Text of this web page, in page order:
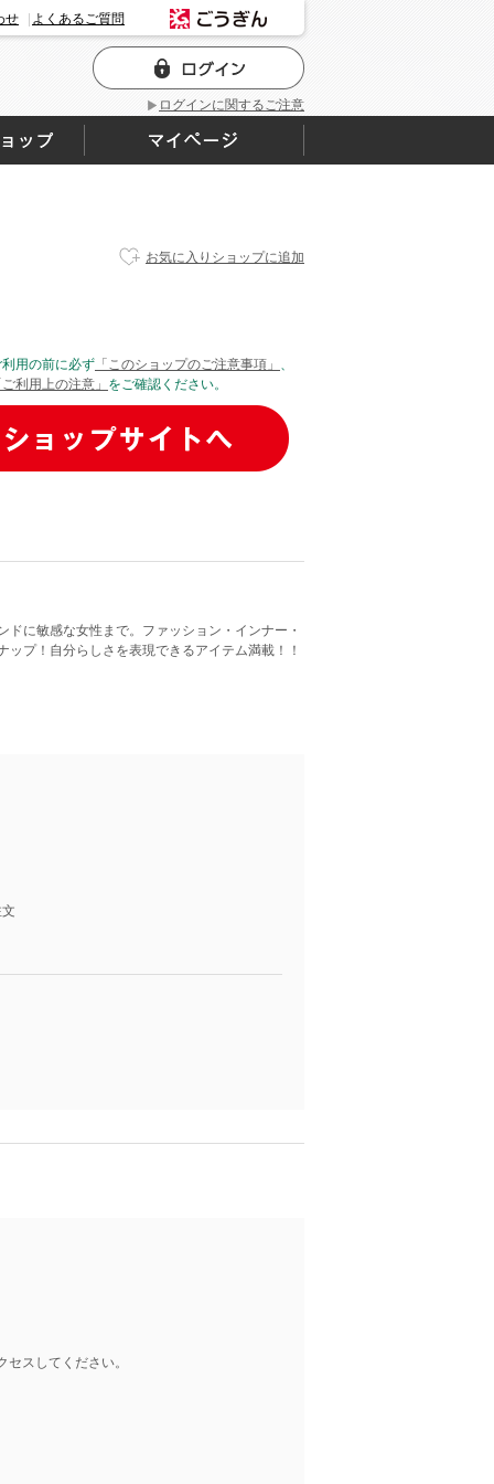
ログインに関するご注意
せ よくあるご質問
お気に入りショップに追加
利用の前に必ず 「このショップのご注意事項」 、
ご利用上の注意」 をご確認ください。
に敏感な女性まで。ファッション・インナー・
プ！自分らしさを表現できるアイテム満載！！
スしてください。